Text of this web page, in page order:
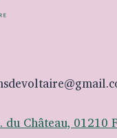
du Château, 01210